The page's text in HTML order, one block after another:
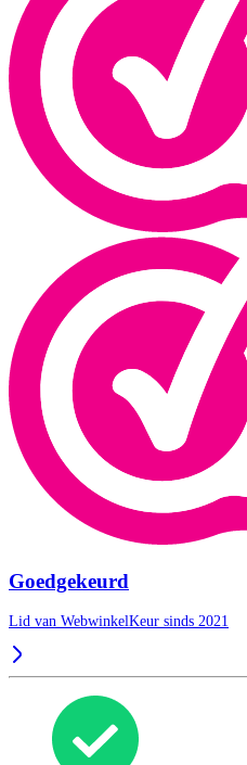
Goedgekeurd
Lid van WebwinkelKeur sinds 2021